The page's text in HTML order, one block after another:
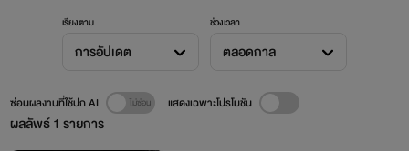
เรียงตาม
การอัปเดต
ช่วงเวลา
ตลอดกาล
ผลลัพธ์1 รายการ
ซ่อนผลงานที่ใช้ปก AI แสดงเฉพาะโปรโมชัน